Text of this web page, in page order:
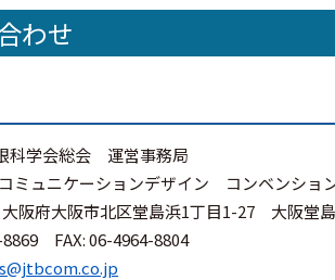
わせ
科学会総会 運営事務局
ミュニケーションデザイン コンベンショ
阪府大阪市北区堂島浜1丁目1-27 大阪堂
8869 FAX: 06-4964-8804